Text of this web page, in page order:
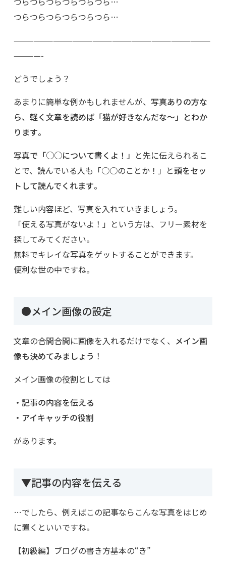
つらつらつらつらつらつら…
——————————————————————————————
————-
どうでしょう？
あまりに簡単な例かもしれませんが、 写真ありの方な
ら、軽く文章を読めば「猫が好きなんだな～」とわか
ります。
写真で「○○について書くよ！」 と先に伝えられるこ
とで、読んでいる人も「○○のことか！」と頭をセッ
トして読んでくれます。
難しい内容ほど、写真を入れていきましょう。
「使える写真がないよ！」という方は、フリー素材を
探してみてください。
無料でキレイな写真をゲットすることができます。
便利な世の中ですね。
●メイン画像の設定
文章の合間合間に画像を入れるだけでなく、 メイン画
像も決めてみましょう ！
メイン画像の役割としては
・記事の内容を伝える
・アイキャッチの役割
があります。
▼記事の内容を伝える
…でしたら、例えばこの記事ならこんな写真をはじめ
に置くといいですね。
【初級編】ブログの書き方基本の“き”